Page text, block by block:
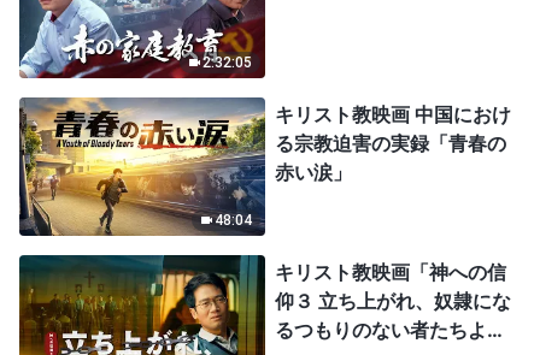
2:32:05
48:04
キリスト教映画 中国におけ
る宗教迫害の実録「青春の
赤い涙」
キリスト教映画「神への信
仰３ 立ち上がれ、奴隷にな
るつもりのない者たちよ」